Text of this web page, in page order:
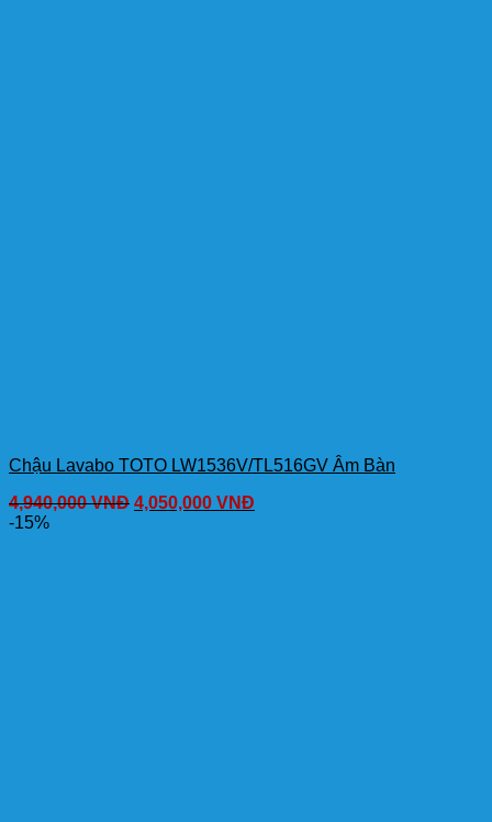
Chậu Lavabo TOTO LW1536V/TL516GV Âm Bàn
4,940,000VNĐ 4,050,000 VNĐ
-15%